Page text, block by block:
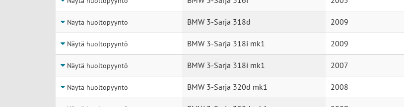
Näytä huoltopyyntö BMW 3-Sarja 318d 2009
Näytä huoltopyyntö BMW 3-Sarja 318i mk1 2009
Näytä huoltopyyntö BMW 3-Sarja 318i mk1 2007
Näytä huoltopyyntö BMW 3-Sarja 320d mk1 2008